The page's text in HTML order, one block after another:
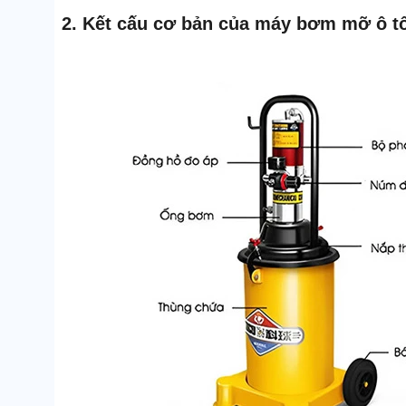
2. Kết cấu cơ bản của máy bơm mỡ ô